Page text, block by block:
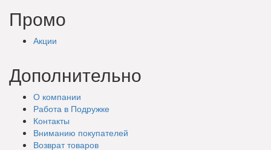
Промо
Акции
Дополнительно
О компании
Работа в Подружке
Контакты
Вниманию покупателей
Возврат товаров